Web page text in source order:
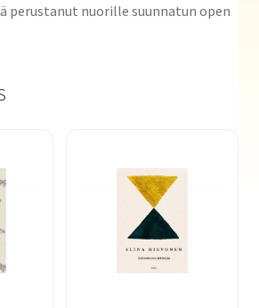
perustanut nuorille suunnatun open